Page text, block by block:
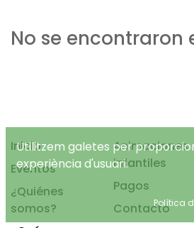
No se encontraron
Inicio
Eventos
¿Quiénes
somos?
Animaciones
infantiles
Pagos
Contacto
Utilitzem galetes per
experiència d'usuari.
Política